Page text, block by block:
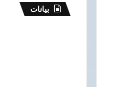
بيانات